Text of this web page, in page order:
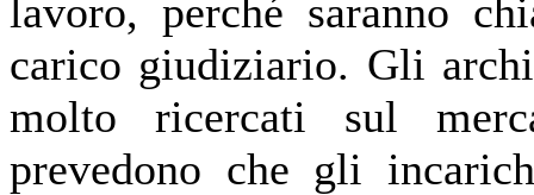
lavoro, perché saranno
carico giudiziario. Gli
molto ricercati sul
prevedono che gli